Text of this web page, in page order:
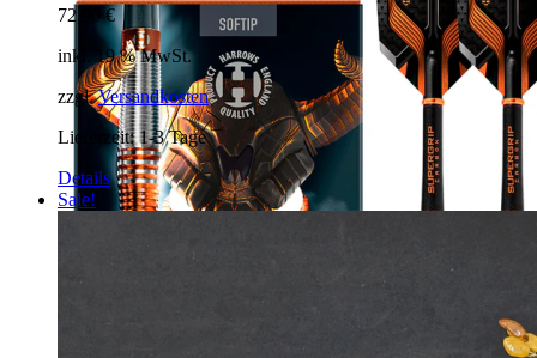
72,90 €
inkl. 19 % MwSt.
zzgl.Versandkosten
Lieferzeit:1-3 Tage
Details
Sale!